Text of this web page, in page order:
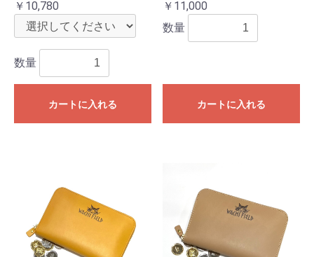
￥10,780
数量
カートに入れる
￥11,000
数量
カートに入れる